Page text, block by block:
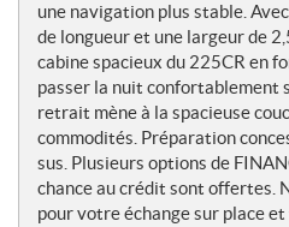
une navigation plus stable.
de longueur et une largeur de
cabine spacieux du 225CR en
passer la nuit confortablement
retrait mène à la spacieuse
commodités. Préparation
sus. Plusieurs options de
chance au crédit sont offertes.
pour votre échange sur place